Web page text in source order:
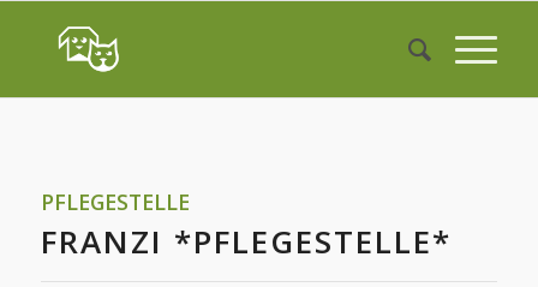
PFLEGESTELLE
FRANZI *PFLEGESTELLE*